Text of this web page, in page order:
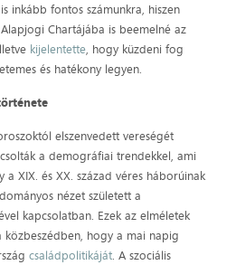
inkább fontos számunkra, hiszen
Chartájába is beemelné az
kijelentette, hogy küzdeni fog
és hatékony legyen.
elszenvedett vereségét
a demográfiai trendekkel, ami
XIX. és XX. század véres háborúinak
nézet született a
kapcsolatban. Ezek az elméletek
hogy a mai napig
családpolitikáját. A szociális